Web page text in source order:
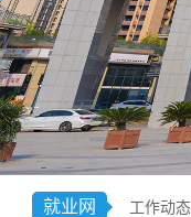
就业网 工作动态